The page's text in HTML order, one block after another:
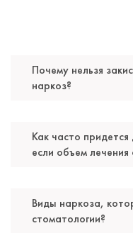
Минасян
Стоматолог-
Почему нельзя
наркоз?
Как часто
если объем
Виды наркоза,
стоматологии?